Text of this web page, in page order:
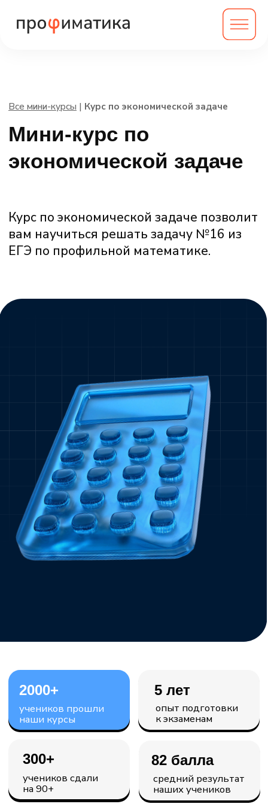
экономической задаче
Курс по экономической задаче позволит
вам научиться решать задачу №16 из
300+
5 лет
82 балла
2000+
учеников прошли
наши курсы
опыт подготовки
к экзаменам
учеников сдали
на 90+
средний результат
до 15 июля